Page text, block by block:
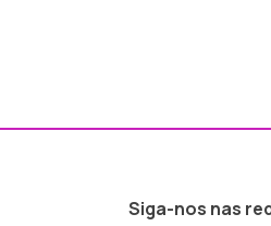
Siga-nos nas